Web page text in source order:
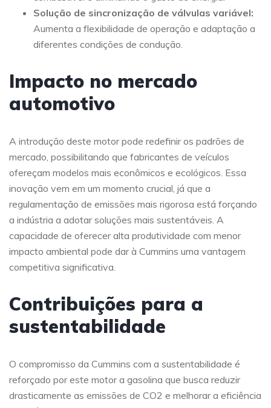
Solução de sincronização de válvulas variável:
Aumenta a flexibilidade de operação e adaptação a
diferentes condições de condução.
Impacto no mercado
automotivo
A introdução deste motor pode redefinir os padrões de
mercado, possibilitando que fabricantes de veículos
ofereçam modelos mais econômicos e ecológicos. Essa
inovação vem em um momento crucial, já que a
regulamentação de emissões mais rigorosa está forçando
a indústria a adotar soluções mais sustentáveis. A
capacidade de oferecer alta produtividade com menor
impacto ambiental pode dar à Cummins uma vantagem
competitiva significativa.
Contribuições para a
sustentabilidade
O compromisso da Cummins com a sustentabilidade é
reforçado por este motor a gasolina que busca reduzir
drasticamente as emissões de CO2 e melhorar a eficiência